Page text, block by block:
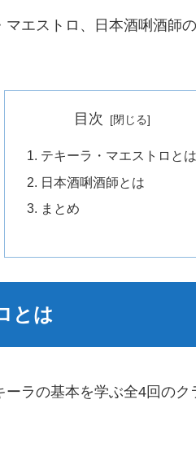
エストロ、日本酒唎酒師
目次
テキーラ・マエストロとは
日本酒唎酒師とは
まとめ
とは
ラの基本を学ぶ全4回の